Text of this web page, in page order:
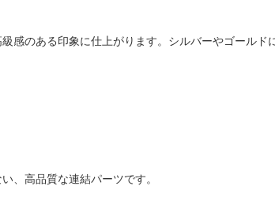
感のある印象に仕上がります。シルバーやゴールド
、高品質な連結パーツです。